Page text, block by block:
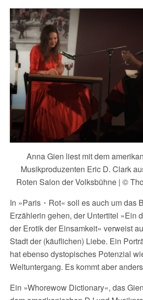
Anna Gien liest mit dem
Musikproduzenten Eric D. Clark
Roten Salon der Volksbühne | ©
In »Paris・Rot« soll es auch um das
Erzählerin gehen, der Untertitel »Ein
der Erotik der Einsamkeit« verweist
Stadt der (käuflichen) Liebe. Ein
hat ebenso dystopisches Potenzial
Weltuntergang. Es kommt aber
Ein »Whorewow Dictionary«, das